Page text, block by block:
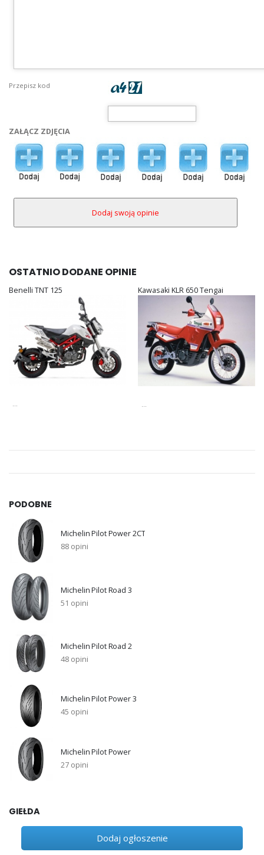
Przepisz kod
ZAŁĄCZ ZDJĘCIA
OSTATNIO DODANE OPINIE
Benelli TNT 125 Kawasaki KLR 650 Tengai
PODOBNE
Michelin Pilot Power 2CT
88 opini
Michelin Pilot Road 3
51 opini
Michelin Pilot Road 2
48 opini
Michelin Pilot Power 3
45 opini
Michelin Pilot Power
27 opini
GIEŁDA
Dodaj ogłoszenie